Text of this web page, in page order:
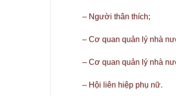
– Người thân thích;
– Cơ quan quản lý nhà
– Cơ quan quản lý nhà
– Hội liên hiệp phụ nữ.